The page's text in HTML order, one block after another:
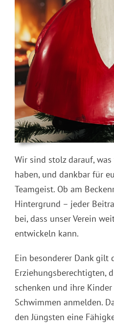
Wir sind stolz darauf,
haben, und dankbar für
Teamgeist. Ob am
Hintergrund – jeder
bei, dass unser Verein
entwickeln kann.
Ein besonderer Dank gilt
Erziehungsberechtigten,
schenken und ihre
Schwimmen anmelden.
den Jüngsten eine